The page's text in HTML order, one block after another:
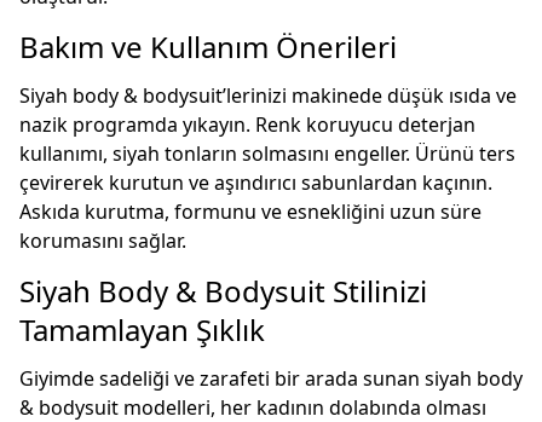
Bakım ve Kullanım Önerileri
Siyah body & bodysuit’lerinizi makinede düşük ısıda ve
nazik programda yıkayın. Renk koruyucu deterjan
kullanımı, siyah tonların solmasını engeller. Ürünü ters
çevirerek kurutun ve aşındırıcı sabunlardan kaçının.
Askıda kurutma, formunu ve esnekliğini uzun süre
korumasını sağlar.
Siyah Body & Bodysuit Stilinizi
Tamamlayan Şıklık
Giyimde sadeliği ve zarafeti bir arada sunan siyah body
& bodysuit modelleri, her kadının dolabında olması